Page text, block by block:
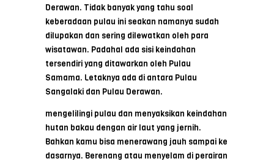
Derawan. Tidak banyak yang tahu soal
keberadaan pulau ini seakan namanya sudah
dilupakan dan sering dilewatkan oleh para
wisatawan. Padahal ada sisi keindahan
tersendiri yang ditawarkan oleh Pulau
Samama. Letaknya ada di antara Pulau
Sangalaki dan Pulau Derawan.
mengelilingi pulau dan menyaksikan keindahan
hutan bakau dengan air laut yang jernih.
Bahkan kamu bisa menerawang jauh sampai ke
dasarnya. Berenang atau menyelam di perairan